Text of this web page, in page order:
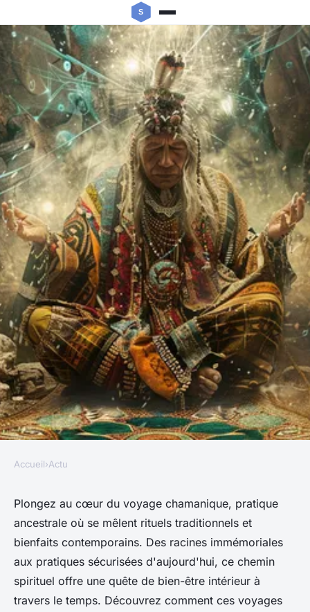
Voyage chamanique : origines,
les bonnes pratiques et les
bienfaits
Pauline•18 avril 2024•2 min de lecture
Accueil›Actu
Plongez au cœur du voyage chamanique, pratique
ancestrale où se mêlent rituels traditionnels et
bienfaits contemporains. Des racines immémoriales
aux pratiques sécurisées d'aujourd'hui, ce chemin
spirituel offre une quête de bien-être intérieur à
travers le temps. Découvrez comment ces voyages